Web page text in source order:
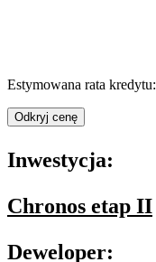
Estymowana rata kredytu:
Odkryj cenę
Inwestycja:
Chronos etap II
Deweloper: